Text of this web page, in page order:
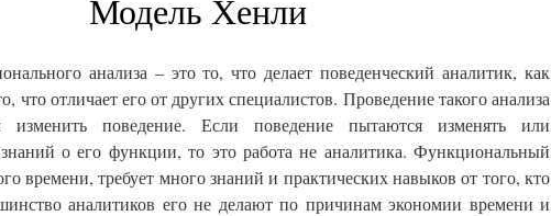
Модель Хенли
анализа – это то, что делает поведенческий аналитик, как
что отличает его от других специалистов. Проведение такого анализа
изменить поведение. Если поведение пытаются изменять или
знаний о его функции, то это работа не аналитика. Функциональный
времени, требует много знаний и практических навыков от того, кто
аналитиков его не делают по причинам экономии времени и